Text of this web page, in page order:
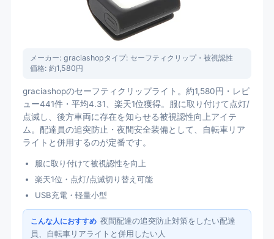
メーカー: graciashopタイプ: セーフティクリップ・被視認性
価格: 約1,580円
graciashopのセーフティクリップライト。約1,580円・レビ
ュー441件・平均4.31、楽天1位獲得。服に取り付けて点灯/
点滅し、後方車両に存在を知らせる被視認性向上アイテ
ム。配達員の追突防止・夜間安全装備として、自転車リア
ライトと併用するのが定番です。
服に取り付けて被視認性を向上
楽天1位・点灯/点滅切り替え可能
USB充電・軽量小型
こんな人におすすめ 夜間配達の追突防止対策をしたい配達
員、自転車リアライトと併用したい人